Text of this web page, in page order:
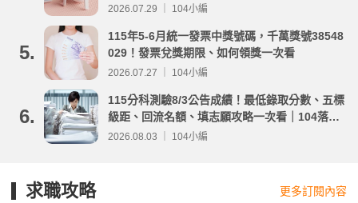
2026.07.29 ｜ 104小編
5.
115年5-6月統一發票中獎號碼，千萬獎號38548
029！發票兌獎期限、如何領獎一次看
2026.07.27 ｜ 104小編
6.
115分科測驗8/3公告成績！最低錄取分數、五標
級距、回流名額、填志願攻略一次看｜104落點
分析
2026.08.03 ｜ 104小編
求職攻略 更多訂閱內容